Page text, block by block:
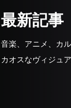
最新記事
音楽、アニメ、カ
カオスなヴィジュ